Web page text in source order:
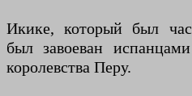
Икике, который был
был завоеван
королевства Перу.